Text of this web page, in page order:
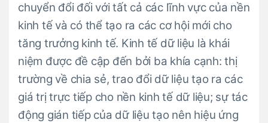
chuyển đổi đối với tất cả các lĩnh vực của nền
kinh tế và có thể tạo ra các cơ hội mới cho
tăng trưởng kinh tế. Kinh tế dữ liệu là khái
niệm được đề cập đến bởi ba khía cạnh: thị
trường về chia sẻ, trao đổi dữ liệu tạo ra các
giá trị trực tiếp cho nền kinh tế dữ liệu; sự tác
động gián tiếp của dữ liệu tạo nên hiệu ứng